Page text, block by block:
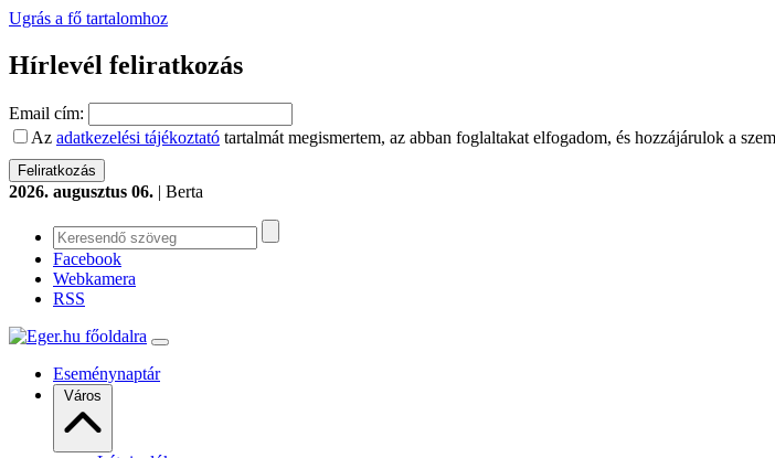
Ugrás a fő tartalomhoz
Hírlevél feliratkozás
Email cím:
Az adatkezelési tájékoztató tartalmát megismertem, az abban foglaltakat elfogadom, és hozzájárulok a
2026. augusztus 06. | Berta
Facebook
Webkamera
RSS
Eseménynaptár
Város